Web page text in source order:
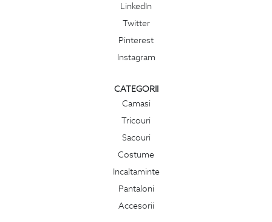
LinkedIn
Twitter
Pinterest
Instagram
CATEGORII
Camasi
Tricouri
Sacouri
Costume
Incaltaminte
Pantaloni
Accesorii